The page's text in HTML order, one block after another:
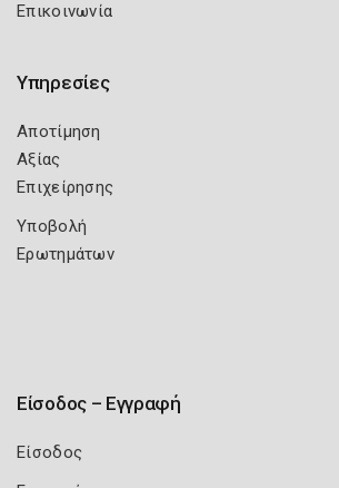
Επικοινωνία
Υπηρεσίες
Αποτίμηση
Αξίας
Επιχείρησης
Υποβολή
Ερωτημάτων
Είσοδος – Εγγραφή
Είσοδος